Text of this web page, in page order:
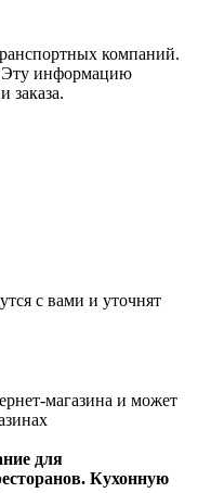
компаний.
Эту информацию
заказа.
с вами и уточнят
магазина и может
для
Кухонную